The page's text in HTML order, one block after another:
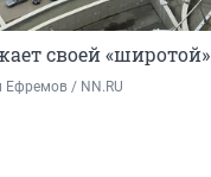
своей «широтой»
Ефремов / NN.RU